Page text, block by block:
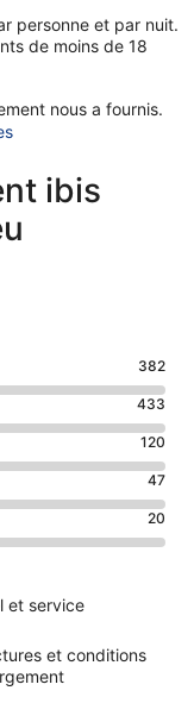
personne et par nuit.
de moins de 18
nous a fournis.
ibis
382
433
120
47
20
et service
et conditions